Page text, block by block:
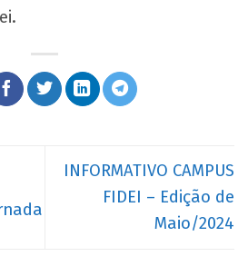
INFORMATIVO CAMPUS
FIDEI – Edição de
Maio/2024